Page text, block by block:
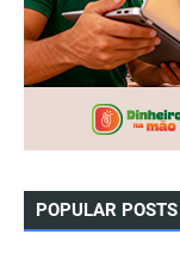
POPULAR POSTS